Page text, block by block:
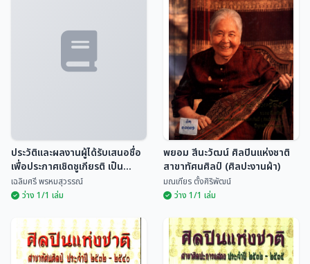
ประวัติและผลงานผู้ได้รับเสนอชื่อ
เพื่อประกาศเชิดชูเกียรติ เป็น
ศิลปินแห่งชาติ ประจำปีพ.ศ.2544
เฉลิมศรี พรหมสุวรรณ์
ว่าง 1/1 เล่ม
พยอม สีนะวัฒน์ ศิลปินแห่งชาติ
สาขาทัศนศิลป์ (ศิลปะงานผ้า)
มณเฑียร ตั้งศิริพัฒน์
ว่าง 1/1 เล่ม